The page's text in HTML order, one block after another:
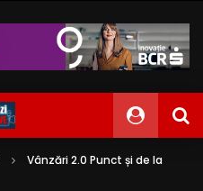
Vânzări 2.0 Punct și de la